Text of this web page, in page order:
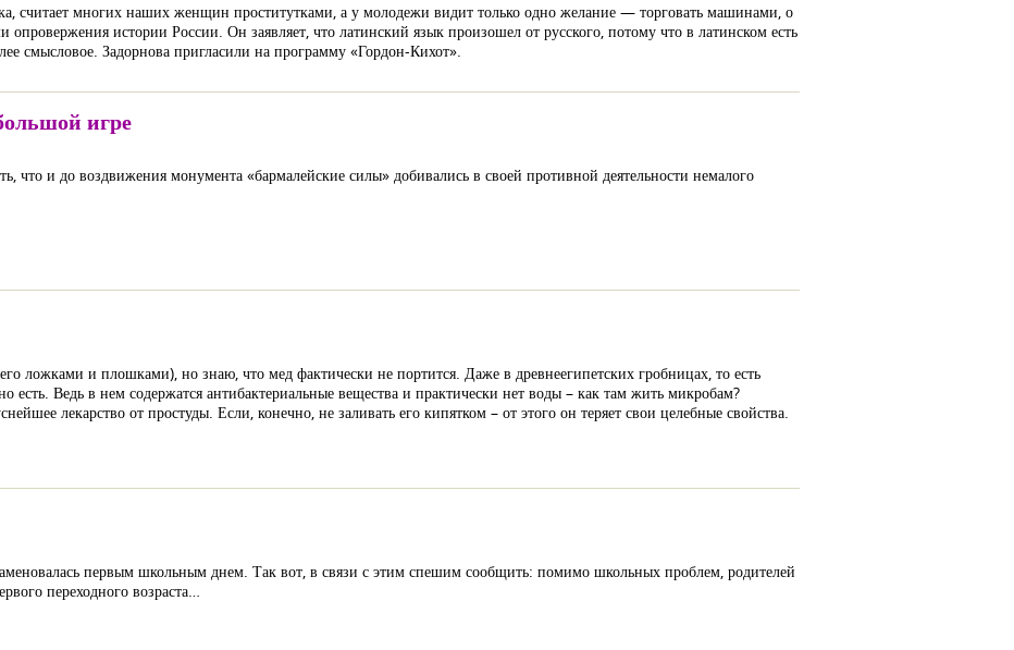
считает многих наших женщин проститутками, а у молодежи видит только одно желание — торговать машинами, о
опровержения истории России. Он заявляет, что латинский язык произошел от русского, потому что в латинском есть
смысловое. Задорнова пригласили на программу «Гордон-Кихот».
игре
что и до воздвижения монумента «бармалейские силы» добивались в своей противной деятельности немалого
ложками и плошками), но знаю, что мед фактически не портится. Даже в древнеегипетских гробницах, то есть
есть. Ведь в нем содержатся антибактериальные вещества и практически нет воды – как там жить микробам?
лекарство от простуды. Если, конечно, не заливать его кипятком – от этого он теряет свои целебные свойства.
первым школьным днем. Так вот, в связи с этим спешим сообщить: помимо школьных проблем, родителей
переходного возраста…